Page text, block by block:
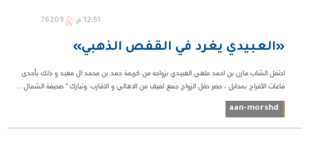
12:51 م 76209
«العبيدي يغرد في القفص الذهبي»
احتفل الشاب مازن بن احمد ملهي العبيدي بزواجه من كريمة حمد بن محمد ال معيد و ذلك بأحدى
قاعات الأفراح بمحايل ، حضر حفل الزواج جمع لفيف من الاهالي و الاقارب .وتبارك " صحيفة الشمال ...
aan-morshd